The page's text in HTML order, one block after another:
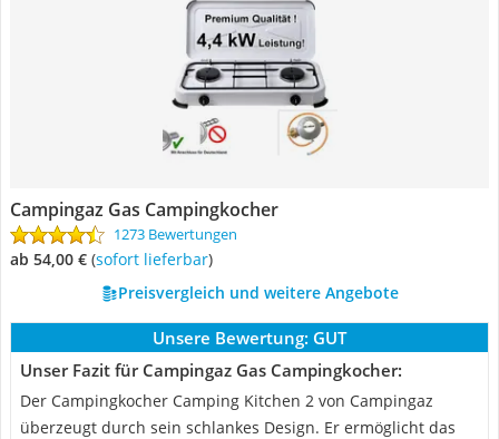
Campingaz Gas Campingkocher
1273 Bewertungen
ab 54,00 € ( Sofort lieferbar)
Preisvergleich und weitere Angebote
Unsere Bewertung: GUT
Unser Fazit für Campingaz Gas Campingkocher:
Der Campingkocher Camping Kitchen 2 von Campingaz
überzeugt durch sein schlankes Design. Er ermöglicht das